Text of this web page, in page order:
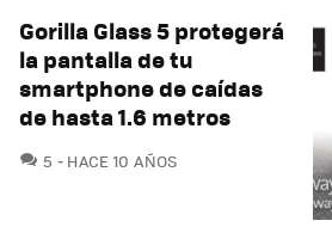
Gorilla Glass 5 protegerá
la pantalla de tu
smartphone de caídas
de hasta 1.6 metros
5 COMENTARIOS
HACE 10 AÑOS